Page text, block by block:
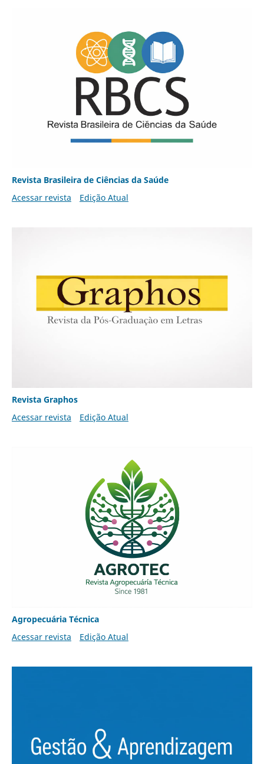
Revista Brasileira de Ciências da Saúde
Acessar revista
Edição Atual
Revista Graphos
Acessar revista
Edição Atual
Agropecuária Técnica
Acessar revista
Edição Atual